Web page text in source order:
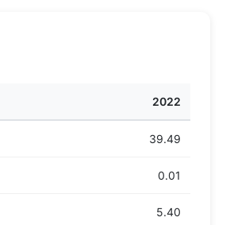
2022
39.49
0.01
5.40